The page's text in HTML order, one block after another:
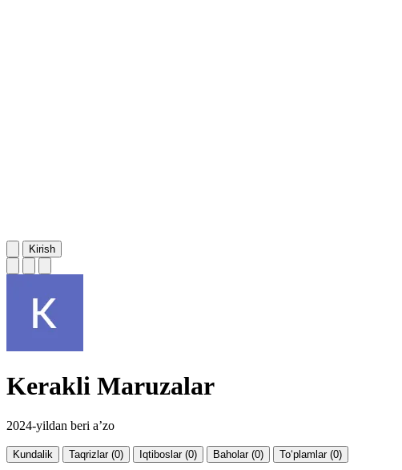
Kirish
Kerakli Maruzalar
2024-yildan beri a’zo
Kundalik Taqrizlar (0) Iqtiboslar (0) Baholar (0) To‘plamlar (0)